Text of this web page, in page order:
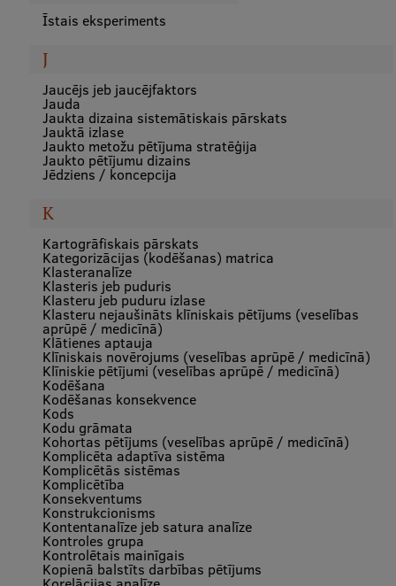
Īstais eksperiments
J
Jaucējs jeb jaucējfaktors
Jauda
Jaukta dizaina sistemātiskais pārskats
Jauktā izlase
Jaukto metožu pētījuma stratēģija
Jaukto pētījumu dizains
Jēdziens / koncepcija
K
Kartogrāfiskais pārskats
Kategorizācijas (kodēšanas) matrica
Klasteranalīze
Klasteris jeb puduris
Klasteru jeb puduru izlase
Klasteru nejaušināts klīniskais pētījums (veselības
aprūpē / medicīnā)
Klātienes aptauja
Klīniskais novērojums (veselības aprūpē / medicīnā)
Klīniskie pētījumi (veselības aprūpē / medicīnā)
Kodēšana
Kodēšanas konsekvence
Kods
Kodu grāmata
Kohortas pētījums (veselības aprūpē / medicīnā)
Komplicēta adaptīva sistēma
Komplicētās sistēmas
Komplicētība
Konsekventums
Konstrukcionisms
Kontentanalīze jeb satura analīze
Kontroles grupa
Kontrolētais mainīgais
Kopienā balstīts darbības pētījums